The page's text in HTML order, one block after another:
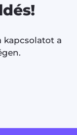
kapcsolatot a